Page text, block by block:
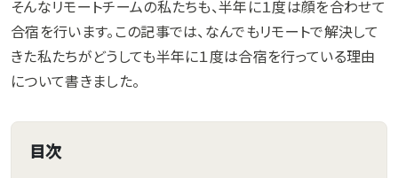
そんなリモートチームの私たちも、半年に１度は顔を合わせて
合宿を行います。この記事では、なんでもリモートで解決して
きた私たちがどうしても半年に１度は合宿を行っている理由
について書きました。
目次